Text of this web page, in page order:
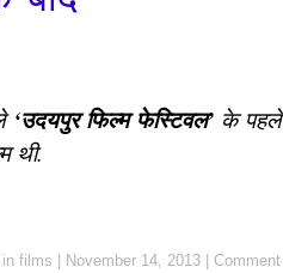
‘उदयपुर फिल्म फेस्टिवल’के पहले
थी.
in films November 14, 2013 Comment